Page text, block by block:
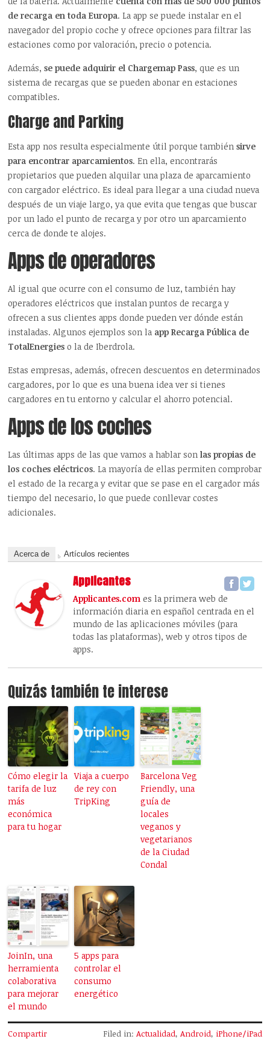
de recarga en toda Europa. La app se puede instalar en el
navegador del propio coche y ofrece opciones para filtrar las
estaciones como por valoración, precio o potencia.
Además,se puede adquirir el Chargemap Pass, que es un
sistema de recargas que se pueden abonar en estaciones
compatibles.
Charge and Parking
Esta app nos resulta especialmente útil porque tambiénsirve
para encontrar aparcamientos. En ella, encontrarás
propietarios que pueden alquilar una plaza de aparcamiento
con cargador eléctrico. Es ideal para llegar a una ciudad nueva
después de un viaje largo, ya que evita que tengas que buscar
por un lado el punto de recarga y por otro un aparcamiento
cerca de donde te alojes.
Apps de operadores
Al igual que ocurre con el consumo de luz, también hay
operadores eléctricos que instalan puntos de recarga y
ofrecen a sus clientes apps donde pueden ver dónde están
instaladas. Algunos ejemplos son la app Recarga Pública de
TotalEnergies o la de Iberdrola.
Estas empresas, además, ofrecen descuentos en determinados
cargadores, por lo que es una buena idea ver si tienes
cargadores en tu entorno y calcular el ahorro potencial.
Apps de los coches
Las últimas apps de las que vamos a hablar sonlas propias de
los coches eléctricos. La mayoría de ellas permiten comprobar
el estado de la recarga y evitar que se pase en el cargador más
tiempo del necesario, lo que puede conllevar costes
adicionales.
Acerca de Artículos recientes
Applicantes
Applicantes.com es la primera web de
información diaria en español centrada en el
mundo de las aplicaciones móviles (para
todas las plataformas), web y otros tipos de
apps.
Quizás también te interese
Cómo elegir la
tarifa de luz
más
económica
para tu hogar
Viaja a cuerpo
de rey con
TripKing
Barcelona Veg
Friendly, una
guía de
locales
veganos y
vegetarianos
de la Ciudad
Condal
JoinIn, una
herramienta
colaborativa
para mejorar
el mundo
5 apps para
controlar el
consumo
energético
Compartir Filed in: Actualidad, Android, iPhone/iPad